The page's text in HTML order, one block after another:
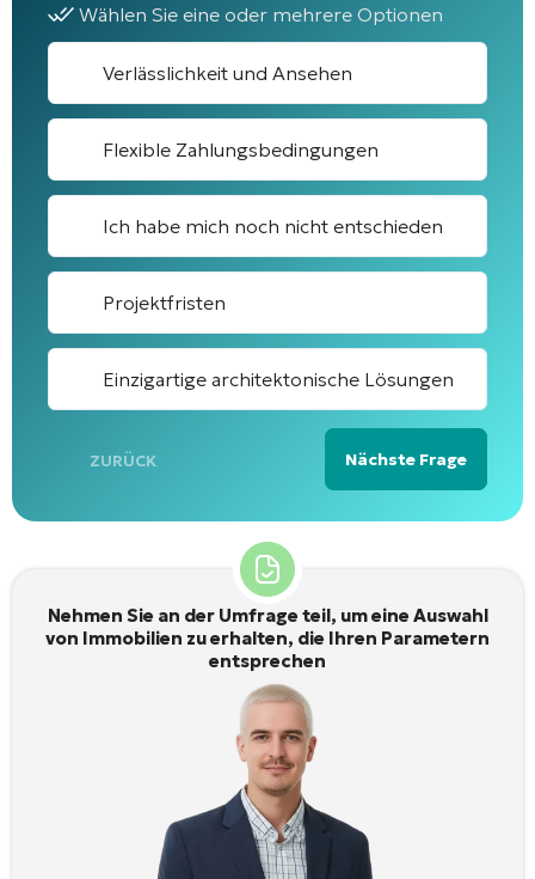
Wählen Sie eine oder mehrere Optionen
Verlässlichkeit und Ansehen
Flexible Zahlungsbedingungen
Ich habe mich noch nicht entschieden
Projektfristen
Einzigartige architektonische Lösungen
ZURÜCK Nächste Frage
Alternative:
Nehmen Sie an der Umfrage teil, um eine Auswahl
von Immobilien zu erhalten, die Ihren Parametern
entsprechen